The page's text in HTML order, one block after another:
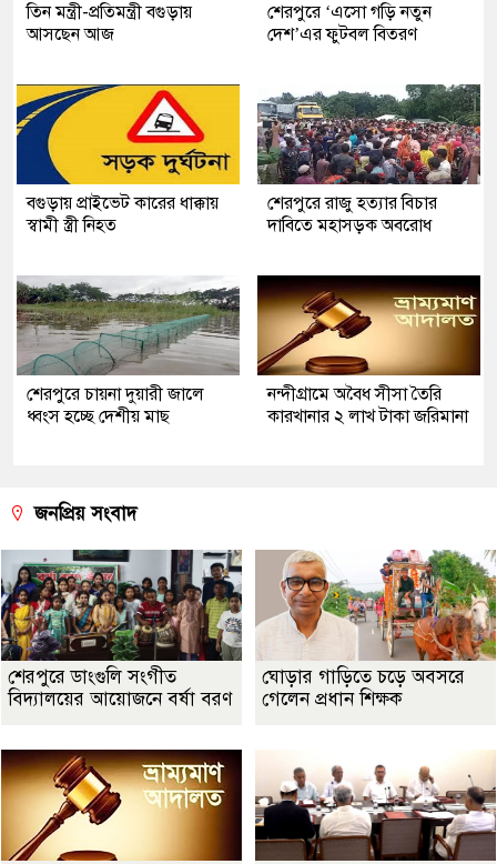
তিন মন্ত্রী-প্রতিমন্ত্রী বগুড়ায়
আসছেন আজ
শেরপুরে ‘এসো গড়ি নতুন
দেশ’এর ফুটবল বিতরণ
বগুড়ায় প্রাইভেট কারের ধাক্কায়
স্বামী স্ত্রী নিহত
শেরপুরে রাজু হত্যার বিচার
দাবিতে মহাসড়ক অবরোধ
শেরপুরে চায়না দুয়ারী জালে
ধ্বংস হচ্ছে দেশীয় মাছ
নন্দীগ্রামে অবৈধ সীসা তৈরি
কারখানার ২ লাখ টাকা জরিমানা
জনপ্রিয় সংবাদ
শেরপুরে ডাংগুলি সংগীত
বিদ্যালয়ের আয়োজনে বর্ষা বরণ
ঘোড়ার গাড়িতে চড়ে অবসরে
গেলেন প্রধান শিক্ষক